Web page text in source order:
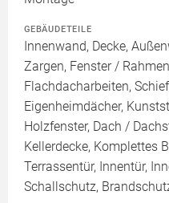
GEBÄUDETEILE
Innenwand, Decke,
Zargen, Fenster /
Flachdacharbeiten,
Eigenheimdächer,
Holzfenster, Dach /
Kellerdecke, Komplettes
Terrassentür, Innentür,
Schallschutz,